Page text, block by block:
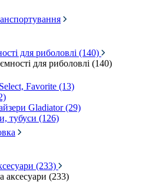
для риболовлі (140)
для риболовлі (140)
Favorite (13)
Gladiator (29)
тубуси (126)
(233)
аксесуари (233)